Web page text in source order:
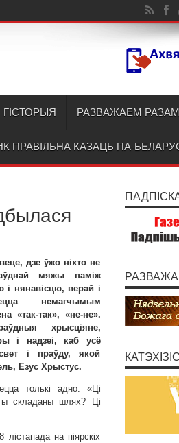
ГІСТОРЫЯ РАЗВАЖАЕМ РАЗАМ
ПРАВІЛЬНА КАЗАЦЬ ПА-
дзе ўжо ніхто не
мяжы паміж
нянавісцю, верай і
немагчымым
«так-так», «не-не».
хрысціяне,
і надзеі, каб усё
і праўду, якой
Езус Хрыстус.
толькі адно: «Ці
складаны шлях? Ці
на піярскіх